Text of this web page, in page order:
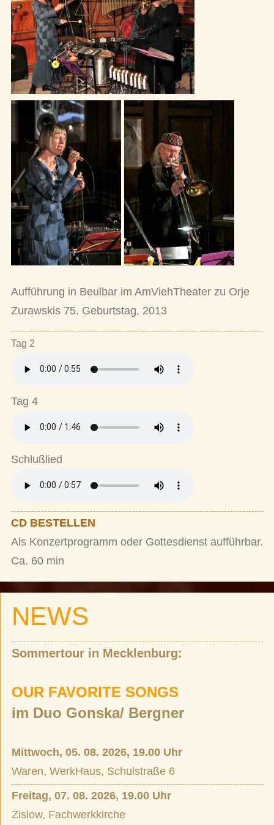
Aufführung in Beulbar im AmViehTheater zu Orje
Zurawskis 75. Geburtstag, 2013
Tag 2
Tag 4
Schlußlied
CD BESTELLEN
Als Konzertprogramm oder Gottesdienst aufführbar.
Ca. 60 min
NEWS
Sommertour in Mecklenburg:
OUR FAVORITE SONGS
im Duo Gonska/ Bergner
Mittwoch, 05. 08. 2026, 19.00 Uhr
Waren, WerkHaus, Schulstraße 6
Freitag, 07. 08. 2026, 19.00 Uhr
Zislow, Fachwerkkirche